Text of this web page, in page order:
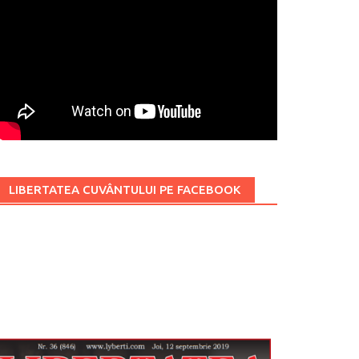
LIBERTATEA CUVÂNTULUI PE FACEBOOK